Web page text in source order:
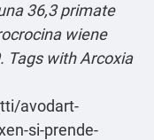
36,3 primate
wiene
Tags with Arcoxia
avodart-
si-prende-